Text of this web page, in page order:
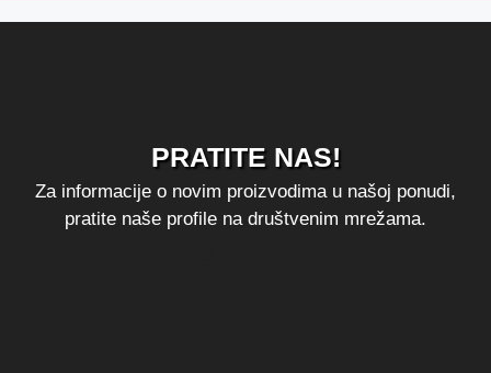
PRATITE NAS!
Za informacije o novim proizvodima u našoj ponudi,
pratite naše profile na društvenim mrežama.